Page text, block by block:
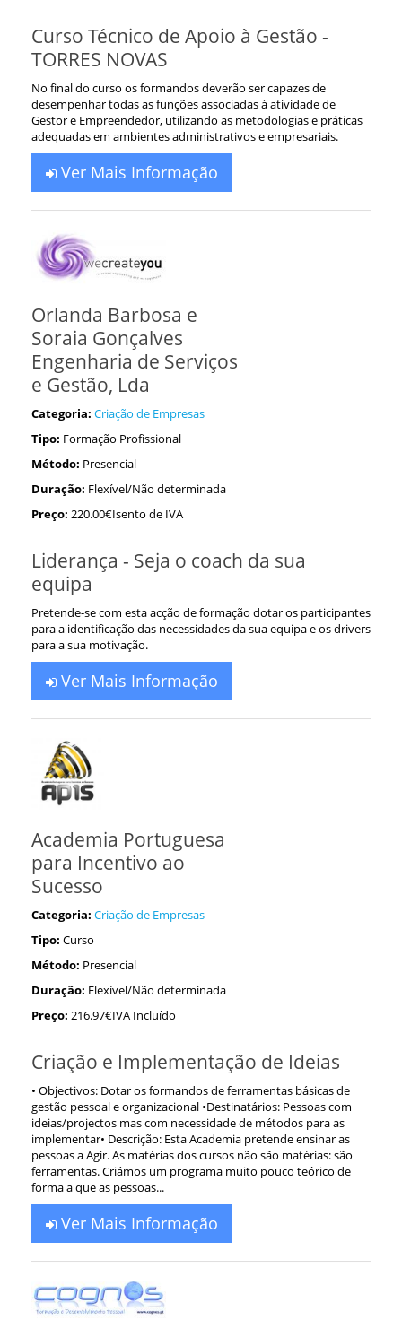
Curso Técnico de Apoio à Gestão -
TORRES NOVAS
No final do curso os formandos deverão ser capazes de
desempenhar todas as funções associadas à atividade de
Gestor e Empreendedor, utilizando as metodologias e práticas
adequadas em ambientes administrativos e empresariais.
Ver Mais Informação
Orlanda Barbosa e
Soraia Gonçalves
Engenharia de Serviços
e Gestão, Lda
Categoria: Criação de Empresas
Tipo: Formação Profissional
Método: Presencial
Duração: Flexível/Não determinada
Preço: 220.00€Isento de IVA
Liderança - Seja o coach da sua
equipa
Pretende-se com esta acção de formação dotar os participantes
para a identificação das necessidades da sua equipa e os drivers
para a sua motivação.
Ver Mais Informação
Academia Portuguesa
para Incentivo ao
Sucesso
Categoria: Criação de Empresas
Tipo: Curso
Método: Presencial
Duração: Flexível/Não determinada
Preço: 216.97€IVA Incluído
Criação e Implementação de Ideias
• Objectivos: Dotar os formandos de ferramentas básicas de
gestão pessoal e organizacional •Destinatários: Pessoas com
ideias/projectos mas com necessidade de métodos para as
implementar• Descrição: Esta Academia pretende ensinar as
pessoas a Agir. As matérias dos cursos não são matérias: são
ferramentas. Criámos um programa muito pouco teórico de
forma a que as pessoas...
Ver Mais Informação